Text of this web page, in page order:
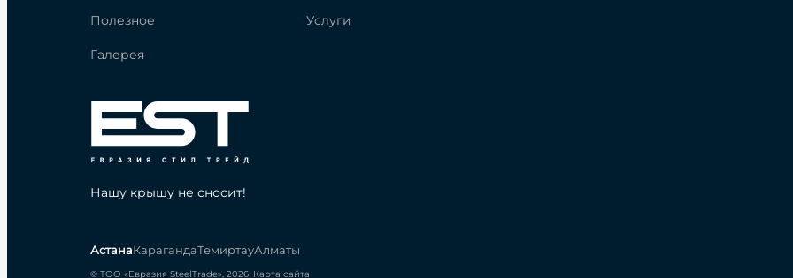
Полезное
Галерея
Услуги
Нашу крышу не сносит!
АстанаКарагандаТемиртауАлматы
© ТОО «Евразия SteelTrade», 2026 Карта сайта